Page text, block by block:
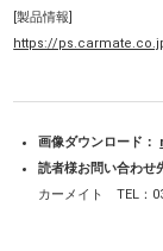
[製品情報]
https://
画像ダウンロード：
読者様お問い合わせ
カーメイト TEL：